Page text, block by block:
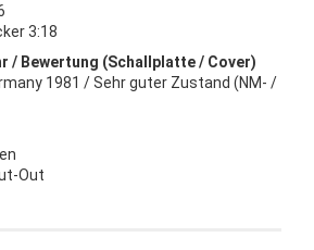
3:18
/ Bewertung (Schallplatte / Cover)
1981 / Sehr guter Zustand (NM- /
Out